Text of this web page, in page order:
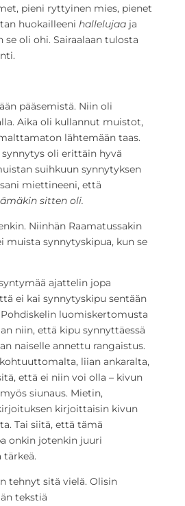
pieni ryttyinen mies, pienet
huokailleeni hallelujaa ja
se oli ohi. Sairaalaan tulosta
pääsemistä. Niin oli
Aika oli kullannut muistot,
lähtemään taas.
synnytys oli erittäin hyvä
suihkuun synnytyksen
miettineeni, että
sitten oli.
Niinhän Raamatussakin
muista synnytyskipua, kun se
ajattelin jopa
ei kai synnytyskipu sentään
luomiskertomusta
niin, että kipu synnyttäessä
naiselle annettu rangaistus.
liian ankaralta,
että ei niin voi olla – kivun
siunaus. Mietin,
kirjoittaisin kivun
Tai siitä, että tämä
onkin jotenkin juuri
tärkeä.
tehnyt sitä vielä. Olisin
tekstiä